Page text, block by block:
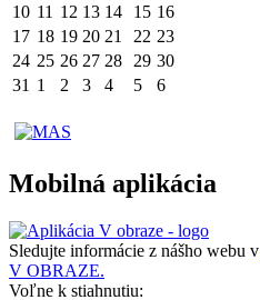
10 11 12 13 14 15 16
17 18 19 20 21 22 23
24 25 26 27 28 29 30
31 1 2 3 4 5 6
Mobilná aplikácia
Sledujte informácie z nášho webu v
V OBRAZE.
Voľne k stiahnutiu: